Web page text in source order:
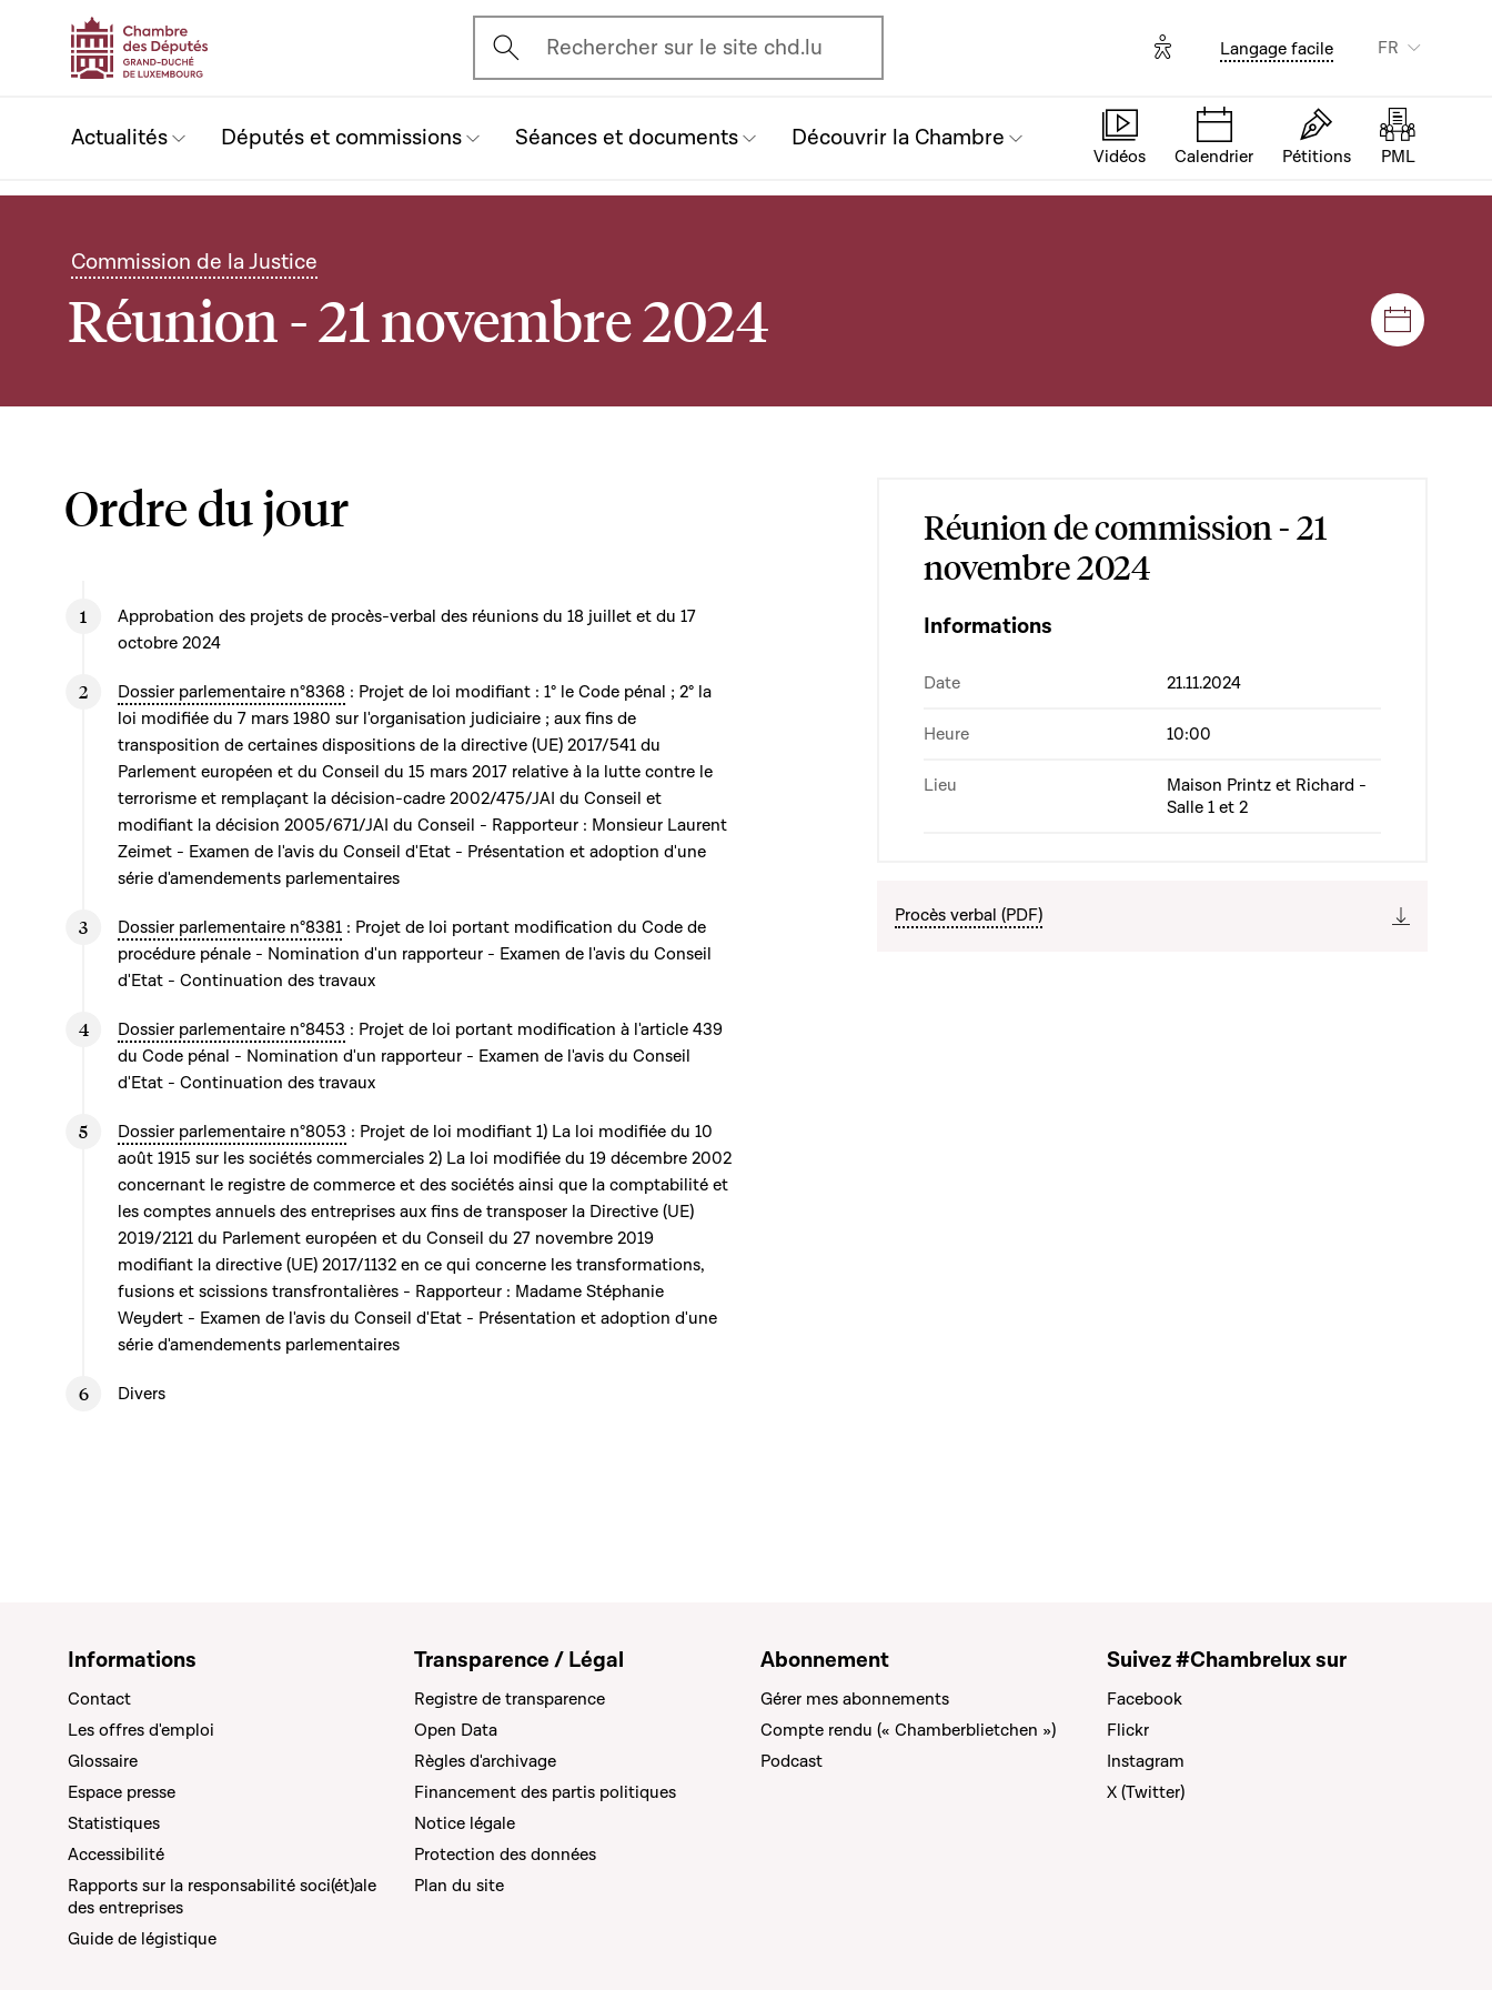
Ouvrir l'écran de recherche
Rechercher sur le site chd.lu Options d'accessibilité
Langage facile FR
Actualités Députés et commissions Séances et documents Découvrir la Chambre
Vidéos Calendrier Pétitions PML
Commission de la Justice
Réunion - 21 novembre 2024 Séances
Ordre du jour
Approbation des projets de procès-verbal des réunions du 18 juillet et du 17
octobre 2024
Dossier parlementaire n°8368 : Projet de loi modifiant : 1° le Code pénal ; 2° la
loi modifiée du 7 mars 1980 sur l'organisation judiciaire ; aux fins de
transposition de certaines dispositions de la directive (UE) 2017/541 du
Parlement européen et du Conseil du 15 mars 2017 relative à la lutte contre le
terrorisme et remplaçant la décision-cadre 2002/475/JAI du Conseil et
modifiant la décision 2005/671/JAI du Conseil - Rapporteur : Monsieur Laurent
Zeimet - Examen de l'avis du Conseil d'Etat - Présentation et adoption d'une
série d'amendements parlementaires
Dossier parlementaire n°8381 : Projet de loi portant modification du Code de
procédure pénale - Nomination d'un rapporteur - Examen de l'avis du Conseil
d'Etat - Continuation des travaux
Dossier parlementaire n°8453 : Projet de loi portant modification à l'article 439
du Code pénal - Nomination d'un rapporteur - Examen de l'avis du Conseil
d'Etat - Continuation des travaux
Dossier parlementaire n°8053 : Projet de loi modifiant 1) La loi modifiée du 10
août 1915 sur les sociétés commerciales 2) La loi modifiée du 19 décembre 2002
concernant le registre de commerce et des sociétés ainsi que la comptabilité et
les comptes annuels des entreprises aux fins de transposer la Directive (UE)
2019/2121 du Parlement européen et du Conseil du 27 novembre 2019
modifiant la directive (UE) 2017/1132 en ce qui concerne les transformations,
fusions et scissions transfrontalières - Rapporteur : Madame Stéphanie
Weydert - Examen de l'avis du Conseil d'Etat - Présentation et adoption d'une
série d'amendements parlementaires
Divers
Réunion de commission - 21
novembre 2024
Informations
Date 21.11.2024
Heure 10:00
Lieu
Maison Printz et Richard -
Salle 1 et 2
Procès verbal (PDF)
Informations
Contact
Les offres d'emploi
Glossaire
Espace presse
Statistiques
Accessibilité
Rapports sur la responsabilité soci(ét)ale
des entreprises
Guide de légistique
Transparence / Légal
Registre de transparence
Open Data
Règles d'archivage
Financement des partis politiques
Notice légale
Protection des données
Plan du site
Abonnement
Gérer mes abonnements
Compte rendu (« Chamberblietchen »)
Podcast
Suivez #Chambrelux sur
Facebook
Flickr
Instagram
X (Twitter)